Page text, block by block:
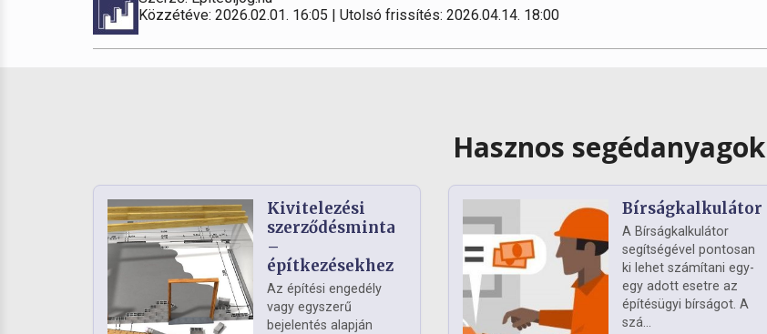
Közzétéve: 2026.02.01. 16:05 | Utolsó frissítés: 2026.04.14. 18:00
Hasznos segédanyagok
Kivitelezési
szerződésminta
–
építkezésekhez
Az építési engedély
vagy egyszerű
bejelentés alapján
Bírságkalkulátor
A Bírságkalkulátor
segítségével pontosan
ki lehet számítani egy-
egy adott esetre az
építésügyi bírságot. A
szá...